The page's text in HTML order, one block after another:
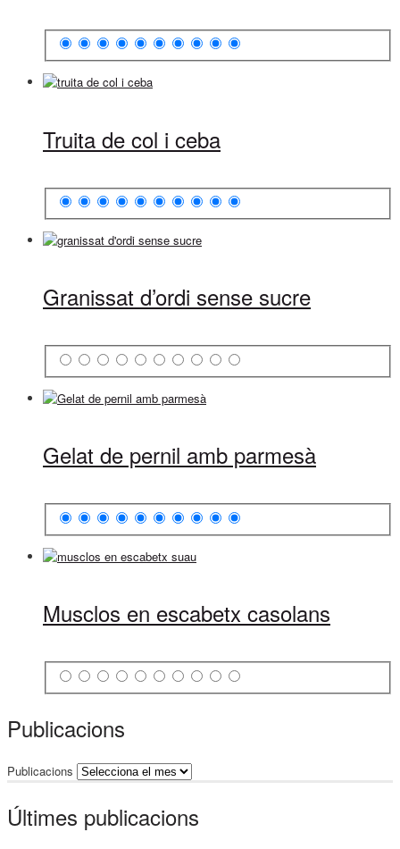
Truita de col i ceba
Granissat d’ordi sense sucre
Gelat de pernil amb parmesà
Musclos en escabetx casolans
Publicacions
Publicacions
Últimes publicacions